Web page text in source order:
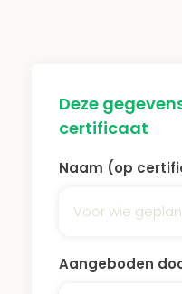
Deze
certificaat
Naam (op
Aangeboden